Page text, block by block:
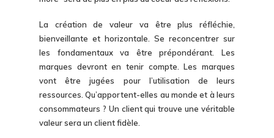
La création de valeur va être plus réfléchie,
bienveillante et horizontale. Se reconcentrer sur
les fondamentaux va être prépondérant. Les
marques devront en tenir compte. Les marques
vont être jugées pour l’utilisation de leurs
ressources. Qu’apportent-elles au monde et à leurs
consommateurs ? Un client qui trouve une véritable
valeur sera un client fidèle.